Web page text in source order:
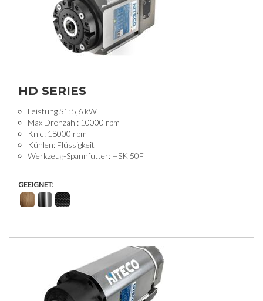
HD SERIES
Leistung S1: 5,6 kW
Max Drehzahl: 10000 rpm
Knie: 18000 rpm
Kühlen: Flüssigkeit
Werkzeug-Spannfutter: HSK 50F
GEEIGNET: